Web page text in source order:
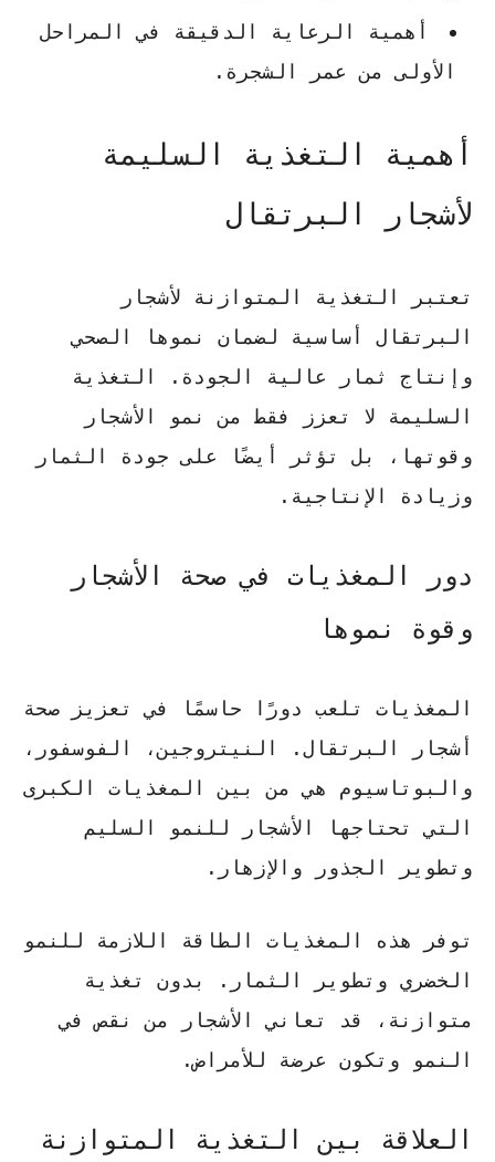
أهمية الرعاية الدقيقة في المراحل
الأولى من عمر الشجرة.
أهمية التغذية السليمة
لأشجار البرتقال
تعتبر التغذية المتوازنة لأشجار
البرتقال أساسية لضمان نموها الصحي
وإنتاج ثمار عالية الجودة. التغذية
السليمة لا تعزز فقط من نمو الأشجار
وقوتها، بل تؤثر أيضًا على جودة الثمار
وزيادة الإنتاجية.
دور المغذيات في صحة الأشجار
وقوة نموها
المغذيات تلعب دورًا حاسمًا في تعزيز صحة
أشجار البرتقال.
النيتروجين، الفوسفور ،
و البوتاسيوم هي من بين المغذيات الكبرى
التي تحتاجها الأشجار للنمو السليم
وتطوير الجذور والإزهار.
توفر هذه المغذيات الطاقة اللازمة للنمو
الخضري وتطوير الثمار. بدون تغذية
متوازنة، قد تعاني الأشجار من نقص في
النمو وتكون عرضة للأمراض.
العلاقة بين التغذية المتوازنة